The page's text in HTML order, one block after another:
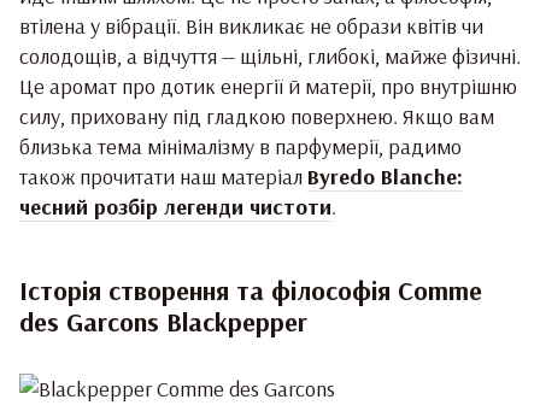
втілена у вібрації. Він викликає не образи квітів чи
солодощів, а відчуття — щільні, глибокі, майже фізичні.
Це аромат про дотик енергії й матерії, про внутрішню
силу, приховану під гладкою поверхнею. Якщо вам
близька тема мінімалізму в парфумерії, радимо
також прочитати наш матеріал Byredo Blanche:
чесний розбір легенди чистоти.
Історія створення та філософія Comme
des Garcons Blackpepper